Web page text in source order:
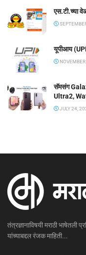
एस.टी.च्या
यूपीआय
सॅमसंग
Ultra2,
JULY 24,
तंत्रज्ञानाविषयी मराठी भाषेतली
यांच्याबद्दल रंजक माहिती...